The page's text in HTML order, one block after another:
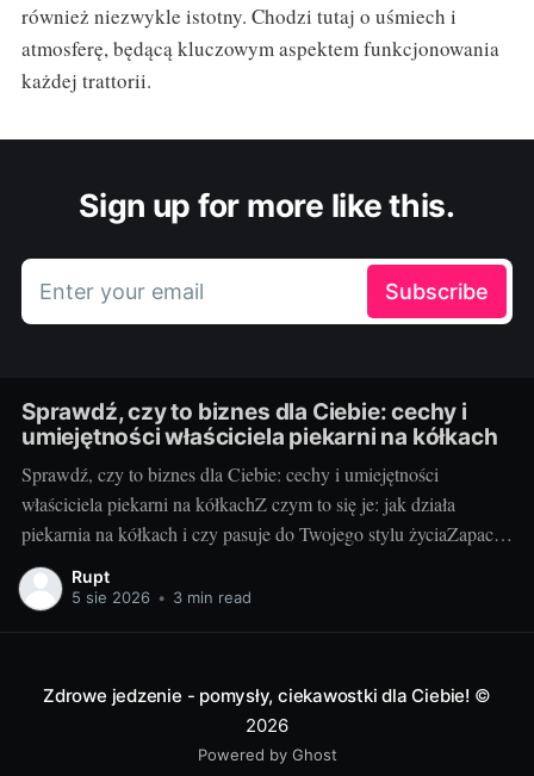
również niezwykle istotny. Chodzi tutaj o uśmiech i
atmosferę, będącą kluczowym aspektem funkcjonowania
każdej trattorii.
Sign up for more like this.
Enter your email Subscribe
Sprawdź, czy to biznes dla Ciebie: cechy i
umiejętności właściciela piekarni na kółkach
Sprawdź, czy to biznes dla Ciebie: cechy i umiejętności
właściciela piekarni na kółkachZ czym to się je: jak działa
piekarnia na kółkach i czy pasuje do Twojego stylu życiaZapach
świeżych bułek o świcie i uśmiechy klientów, gdy otwierasz
klapę auta – za to kocha się piekarnię na kółkach. To mobilny
Rupt
5 sie 2026 • 3 min read
Zdrowe jedzenie - pomysły, ciekawostki dla Ciebie! ©
2026
Powered by Ghost